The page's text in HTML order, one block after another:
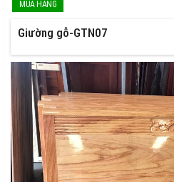
Giường gỗ-GTN07